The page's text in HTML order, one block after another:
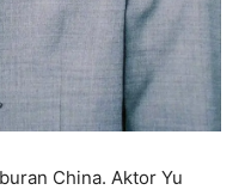
China. Aktor Yu